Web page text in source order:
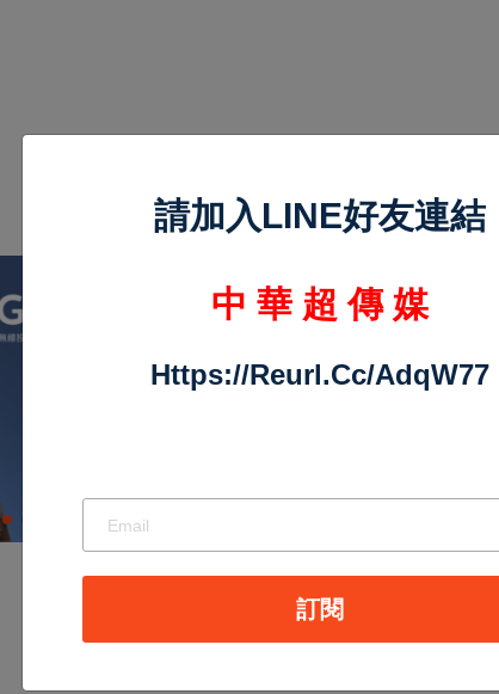
請加入LINE好友連結
中 華 超 傳 媒
Https://reurl.cc/adqW77
訂閱